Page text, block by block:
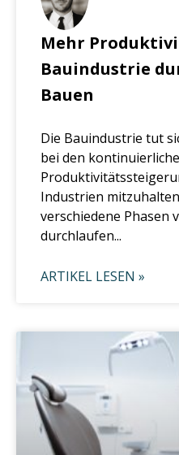
Mehr
Bauindustrie
Bauen
Die Bauindustrie tut
bei den
Industrien
verschiedene
durchlaufen...
ARTIKEL LESEN »